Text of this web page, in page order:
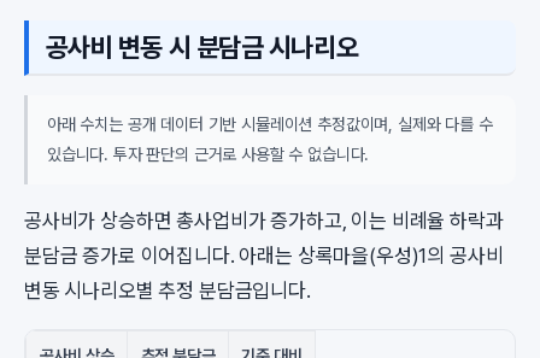
공사비 변동 시 분담금 시나리오
아래 수치는 공개 데이터 기반 시뮬레이션 추정값이며, 실제와 다를 수
있습니다. 투자 판단의 근거로 사용할 수 없습니다.
공사비가 상승하면 총사업비가 증가하고, 이는 비례율 하락과
분담금 증가로 이어집니다. 아래는 상록마을(우성)1의 공사비
변동 시나리오별 추정 분담금입니다.